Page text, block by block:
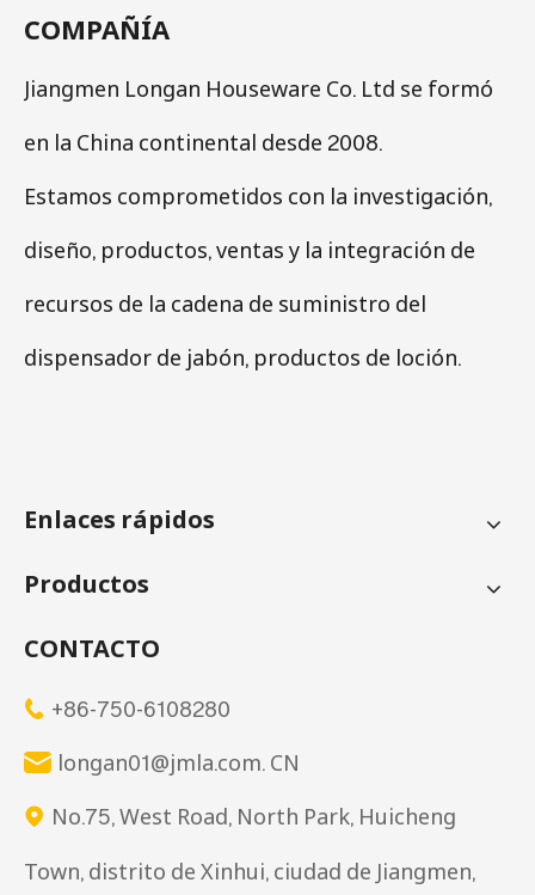
COMPAÑÍA
Jiangmen Longan Houseware Co. Ltd se formó
en la China continental desde 2008.
Estamos comprometidos con la investigación,
diseño, productos, ventas y la integración de
recursos de la cadena de suministro del
dispensador de jabón, productos de loción.
Enlaces rápidos
Productos
CONTACTO
 +86-750-6108280
 longan01@jmla.com. CN
 No.75, West Road, North Park, Huicheng
Town, distrito de Xinhui, ciudad de Jiangmen,